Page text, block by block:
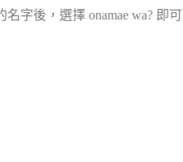
字後，選擇 onamae wa? 即可